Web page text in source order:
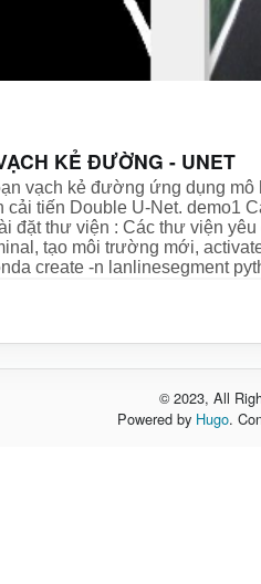
KẺ ĐƯỜNG - UNET
vạch kẻ đường ứng dụng mô
cải tiến Double U-Net. demo1
đặt thư viện : Các thư viện
tạo môi trường mới,
create -n lanlinesegment
© 2023, All
Powered by Hugo.